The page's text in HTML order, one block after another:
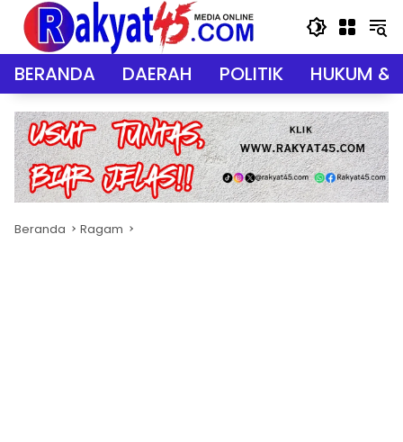
Langsung
konten
BERANDA DAERAH POLITIK HUKUM &
Beranda Ragam